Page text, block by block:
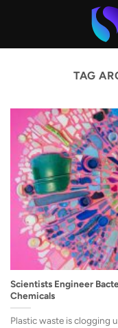
TAG
Scientists Engineer
Chemicals
Plastic waste is clogging